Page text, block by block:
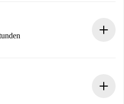
erst belasten, wenn der
muss, entstehen keine